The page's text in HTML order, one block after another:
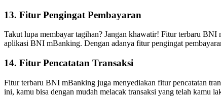
13. Fitur Pengingat Pembayaran
Takut lupa membayar tagihan? Jangan khawatir! Fitur terbaru
aplikasi BNI mBanking. Dengan adanya fitur pengingat
14. Fitur Pencatatan Transaksi
Fitur terbaru BNI mBanking juga menyediakan fitur pencatatan
ini, kamu bisa dengan mudah melacak transaksi yang telah kamu